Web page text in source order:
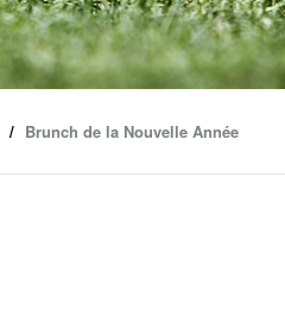
Brunch de la Nouvelle Année